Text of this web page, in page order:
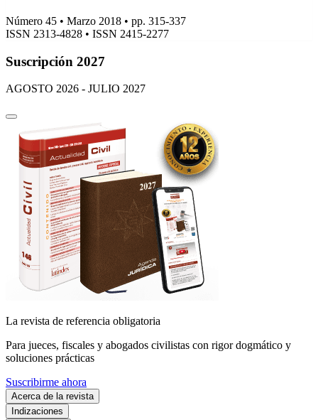
Número 45 • Marzo 2018 • pp. 315-337
ISSN 2313-4828 • ISSN 2415-2277
Suscripción 2027
AGOSTO 2026 - JULIO 2027
La revista de referencia obligatoria
Para jueces, fiscales y abogados civilistas con rigor dogmático y
soluciones prácticas
Suscribirme ahora
Acerca de la revista
Indizaciones